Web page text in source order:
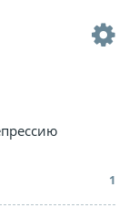
машин. В СМИ у водител...
1